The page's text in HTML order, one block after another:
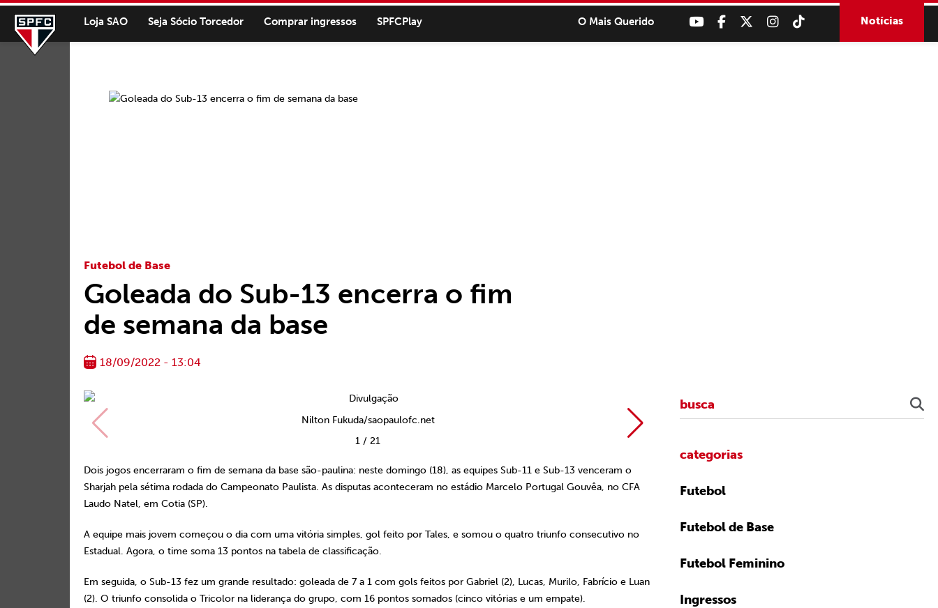
Loja SAO Seja Sócio Torcedor Comprar ingressos SPFCPlay O Mais Querido Notícias
Futebol de Base
Goleada do Sub-13 encerra o fim
de semana da base
18/09/2022 - 13:04
Nilton Fukuda/saopaulofc.net
Nilton
1 / 21
Dois jogos encerraram o fim de semana da base são-paulina: neste domingo (18), as equipes Sub-11 e Sub-13 venceram o
Sharjah pela sétima rodada do Campeonato Paulista. As disputas aconteceram no estádio Marcelo Portugal Gouvêa, no CFA
Laudo Natel, em Cotia (SP).
A equipe mais jovem começou o dia com uma vitória simples, gol feito por Tales, e somou o quatro triunfo consecutivo no
Estadual. Agora, o time soma 13 pontos na tabela de classificação.
Em seguida, o Sub-13 fez um grande resultado: goleada de 7 a 1 com gols feitos por Gabriel (2), Lucas, Murilo, Fabrício e Luan
(2). O triunfo consolida o Tricolor na liderança do grupo, com 16 pontos somados (cinco vitórias e um empate).
categorias
Futebol
Futebol de Base
Futebol Feminino
Ingressos